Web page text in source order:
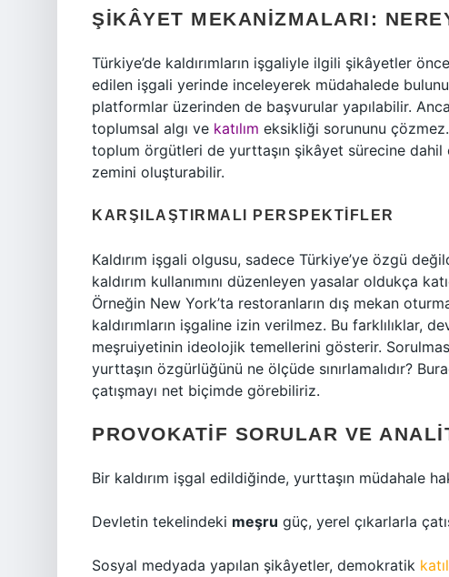
ŞIKÂYET MEKANIZMALARI:
Türkiye’de kaldırımların işgaliyle ilgili şikâyetler
edilen işgali yerinde inceleyerek müdahalede
platformlar üzerinden de başvurular yapılabilir.
toplumsal algı ve katılım eksikliği sorununu
toplum örgütleri de yurttaşın şikâyet sürecine dahil
zemini oluşturabilir.
KARŞILAŞTIRMALI PERSPEKTIFLER
Kaldırım işgali olgusu, sadece Türkiye’ye özgü
kaldırım kullanımını düzenleyen yasalar oldukça
Örneğin New York’ta restoranların dış mekan
kaldırımların işgaline izin verilmez. Bu farklılıklar,
meşruiyetinin ideolojik temellerini gösterir.
yurttaşın özgürlüğünü ne ölçüde sınırlamalıdır?
çatışmayı net biçimde görebiliriz.
PROVOKATIF SORULAR VE
Bir kaldırım işgal edildiğinde, yurttaşın müdahale
Devletin tekelindeki meşru güç, yerel çıkarlarla
Sosyal medyada yapılan şikâyetler, demokratik